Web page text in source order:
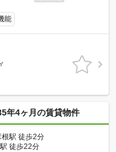
能
年4ヶ月の賃貸物件
駅 徒歩2分
徒歩22分